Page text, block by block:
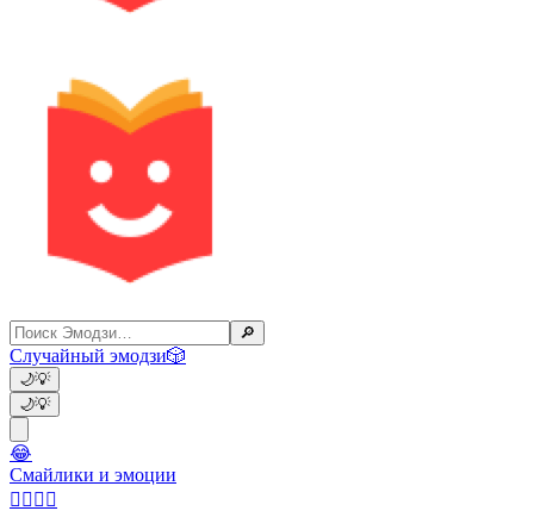
🔎
Случайный эмодзи🎲
🌙💡
🌙💡
😂
Смайлики и эмоции
👩‍❤️‍💋‍👨